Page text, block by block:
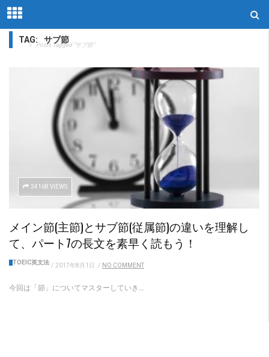
Home Posts Tagged "サブ節"
TAG: サブ節
34168 VIEWS
メイン節(主節)とサブ節(従属節)の違いを理解し
て、パート7の長文を素早く読もう！
TOEIC英文法 / 2017年8月1日 / NO COMMENT
今回は「節」についてマスターしていき...